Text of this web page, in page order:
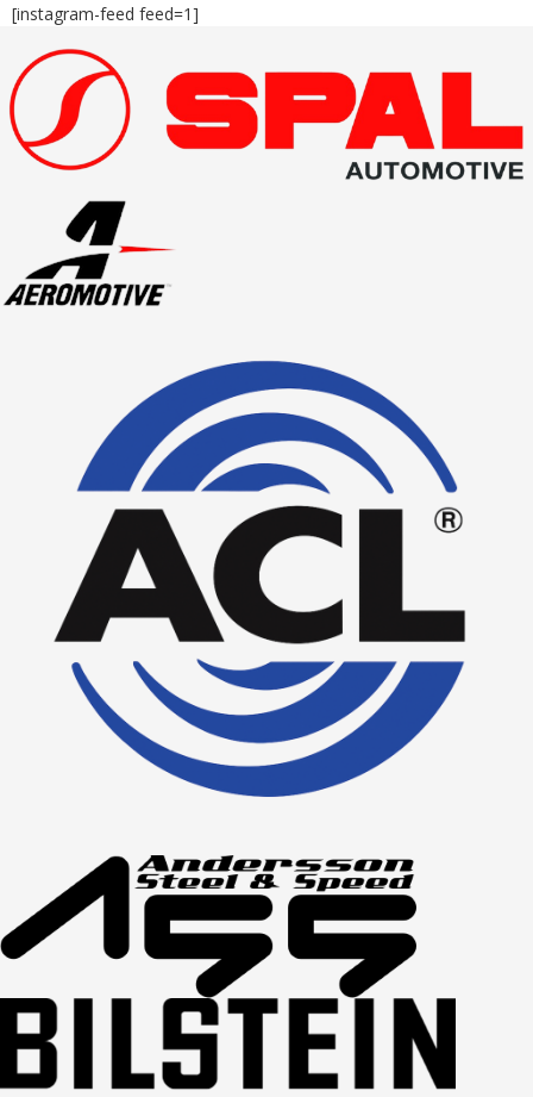
[instagram-feed feed=1]